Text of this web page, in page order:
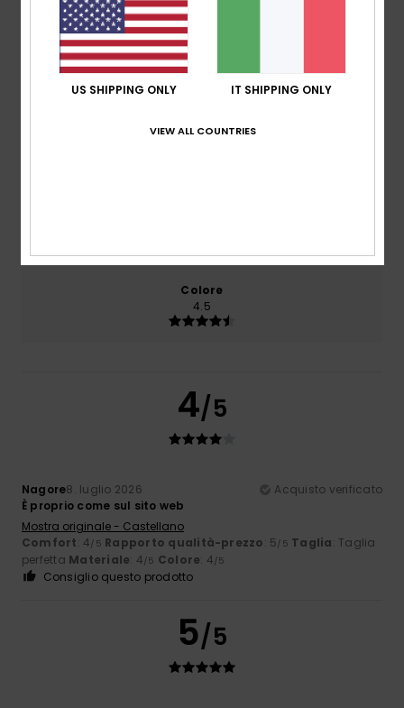
basato su2 recensioni verificate
Il 100% dei nostri clienti consiglia questo prodotto
Comfort
Colore
4.5
4/5
Nagore8. luglio 2026
Acquisto verificato
È proprio come sul sito web
Mostra originale - Castellano
Comfort: 4/5 Rapporto qualità-prezzo: 5/5 Taglia: Taglia
perfetta Materiale: 4/5 Colore: 4/5
Consiglio questo prodotto
5/5
US SHIPPING ONLY IT SHIPPING ONLY
VIEW ALL COUNTRIES